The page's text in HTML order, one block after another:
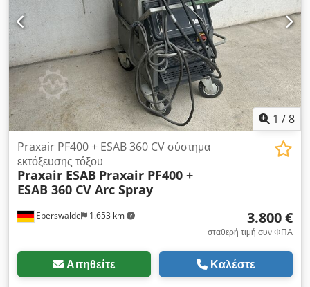
1 /8
Eberswalde 1.653 km
Praxair PF400 + ESAB 360 CV σύστημα
εκτόξευσης τόξου
Praxair ESAB Praxair PF400 +
ESAB 360 CV Arc Spray
3.800 €
σταθερή τιμή συν ΦΠΑ
Αιτηθείτε Καλέστε